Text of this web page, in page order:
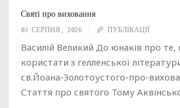
Святі про виховання
03 СЕРПНЯ, 2026 ПУБЛІКАЦІЇ
Василій Великий До юнаків про те,
користати з гелленської
св.Йоана-Золотоустого-про-
Стаття про святого Тому